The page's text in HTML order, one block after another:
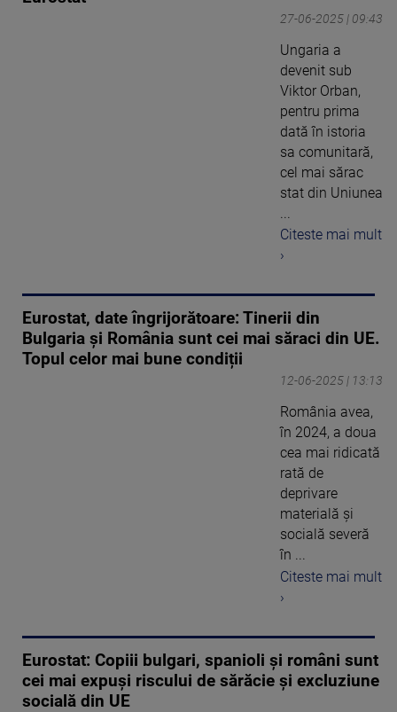
27-06-2025 | 09:43
Ungaria a
devenit sub
Viktor Orban,
pentru prima
dată în istoria
sa comunitară,
cel mai sărac
stat din Uniunea
Citeste mai mult
›
Eurostat, date îngrijorătoare: Tinerii din
Bulgaria şi România sunt cei mai săraci din UE.
Topul celor mai bune condiții
12-06-2025 | 13:13
România avea,
în 2024, a doua
cea mai ridicată
rată de
deprivare
materială şi
socială severă
în ...
Citeste mai mult
›
Eurostat: Copiii bulgari, spanioli şi români sunt
cei mai expuşi riscului de sărăcie şi excluziune
socială din UE